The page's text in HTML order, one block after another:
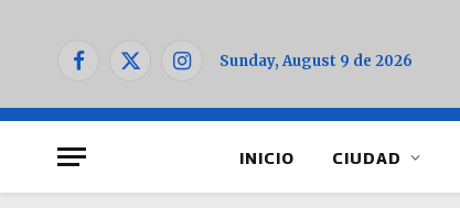
Facebook
X
InstagramSunday, August 9 de 2026
INICIO CIUDAD